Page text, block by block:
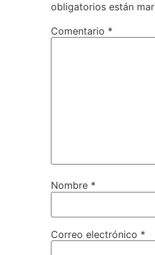
obligatorios están
Comentario *
Nombre *
Correo electrónico *